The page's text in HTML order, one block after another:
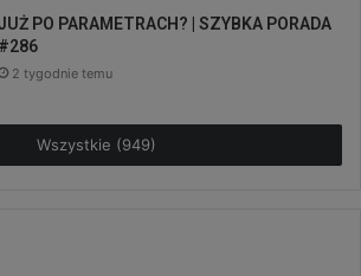
PO PARAMETRACH? | SZYBKA PORADA
#286
2 tygodnie temu
Wszystkie (949)